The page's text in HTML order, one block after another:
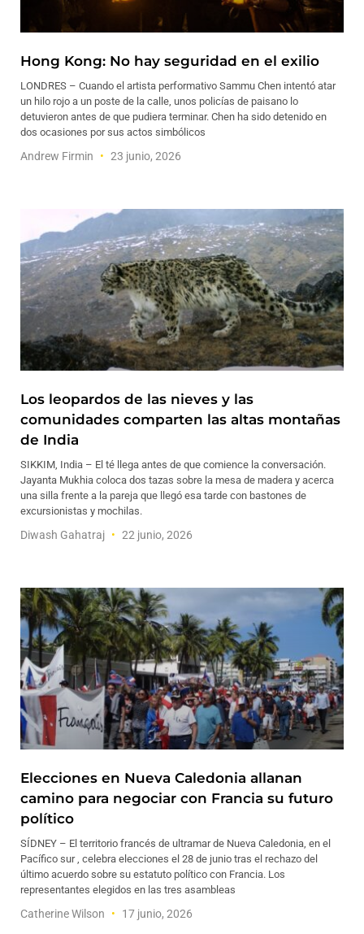
Hong Kong: No hay seguridad en el exilio
LONDRES – Cuando el artista performativo Sammu Chen intentó atar
un hilo rojo a un poste de la calle, unos policías de paisano lo
detuvieron antes de que pudiera terminar. Chen ha sido detenido en
dos ocasiones por sus actos simbólicos
Andrew Firmin 23 junio, 2026
Los leopardos de las nieves y las
comunidades comparten las altas montañas
de India
SIKKIM, India – El té llega antes de que comience la conversación.
Jayanta Mukhia coloca dos tazas sobre la mesa de madera y acerca
una silla frente a la pareja que llegó esa tarde con bastones de
excursionistas y mochilas.
Diwash Gahatraj 22 junio, 2026
Elecciones en Nueva Caledonia allanan
camino para negociar con Francia su futuro
político
SÍDNEY – El territorio francés de ultramar de Nueva Caledonia, en el
Pacífico sur , celebra elecciones el 28 de junio tras el rechazo del
último acuerdo sobre su estatuto político con Francia. Los
representantes elegidos en las tres asambleas
Catherine Wilson 17 junio, 2026